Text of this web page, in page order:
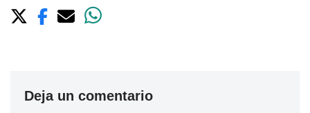
Deja un comentario